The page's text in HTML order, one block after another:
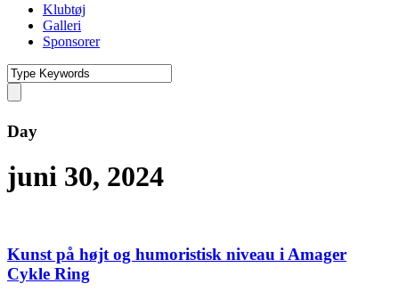
Klubtøj
Galleri
Sponsorer
Day
juni 30, 2024
Kunst på højt og humoristisk niveau i Amager
Cykle Ring